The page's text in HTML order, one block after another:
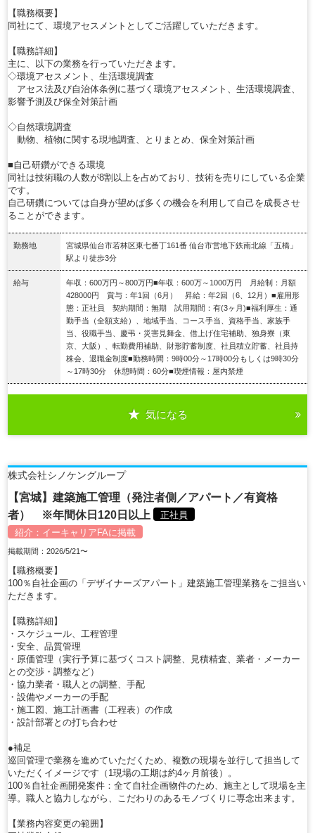
【職務概要】
同社にて、環境アセスメントとしてご活躍していただきます。
【職務詳細】
主に、以下の業務を行っていただきます。
◇環境アセスメント、生活環境調査
アセス法及び自治体条例に基づく環境アセスメント、生活環境調査、
影響予測及び保全対策計画
◇自然環境調査
動物、植物に関する現地調査、とりまとめ、保全対策計画
■自己研鑽ができる環境
同社は技術職の人数が8割以上を占めており、技術を売りにしている企業
です。
自己研鑽については自身が望めば多くの機会を利用して自己を成長させ
ることができます。
勤務地
宮城県仙台市若林区東七番丁161番 仙台市営地下鉄南北線「五橋」
駅より徒歩3分
給与
年収：600万円～800万円■年収：600万～1000万円 月給制：月額
428000円 賞与：年1回（6月） 昇給：年2回（6、12月）■雇用形
態：正社員 契約期間：無期 試用期間：有(3ヶ月)■福利厚生：通
勤手当（全額支給）、地域手当、コース手当、資格手当、家族手
当、役職手当、慶弔・災害見舞金、借上げ住宅補助、独身寮（東
京、大阪）、転勤費用補助、財形貯蓄制度、社員積立貯蓄、社員持
株会、退職金制度■勤務時間：9時00分～17時00分もしくは9時30分
～17時30分 休憩時間：60分■喫煙情報：屋内禁煙
気になる
株式会社シノケングループ
【宮城】建築施工管理（発注者側／アパート／有資格
者） ※年間休日120日以上
正社員
紹介： イーキャリアFAに掲載
掲載期間：2026/5/21〜
【職務概要】
100％自社企画の「デザイナーズアパート」建築施工管理業務をご担当い
ただきます。
【職務詳細】
・スケジュール、工程管理
・安全、品質管理
・原価管理（実行予算に基づくコスト調整、見積精査、業者・メーカー
との交渉・調整など）
・協力業者・職人との調整、手配
・設備やメーカーの手配
・施工図、施工計画書（工程表）の作成
・設計部署との打ち合わせ
●補足
巡回管理で業務を進めていただくため、複数の現場を並行して担当して
いただくイメージです（1現場の工期は約4ヶ月前後）。
100％自社企画開発案件：全て自社企画物件のため、施主として現場を主
導。職人と協力しながら、こだわりのあるモノづくりに専念出来ます。
【業務内容変更の範囲】